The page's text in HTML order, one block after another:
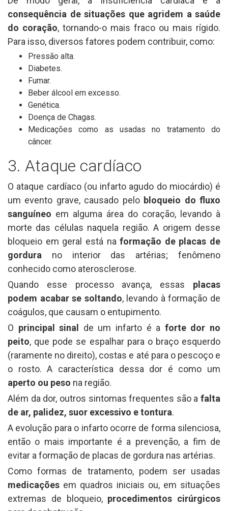
consequência de situações que agridem a saúde
do coração, tornando-o mais fraco ou mais rígido.
Para isso, diversos fatores podem contribuir, como:
Pressão alta.
Diabetes.
Fumar.
Beber álcool em excesso.
Genética.
Doença de Chagas.
Medicações como as usadas no tratamento do
câncer.
3. Ataque cardíaco
O ataque cardíaco (ou infarto agudo do miocárdio) é
um evento grave, causado pelo bloqueio do fluxo
sanguíneo em alguma área do coração, levando à
morte das células naquela região. A origem desse
bloqueio em geral está naformação de placas de
gordura no interior das artérias; fenômeno
conhecido como aterosclerose.
Quando esse processo avança, essas placas
podem acabar se soltando, levando à formação de
coágulos, que causam o entupimento.
O principal sinal de um infarto é a forte dor no
peito, que pode se espalhar para o braço esquerdo
(raramente no direito), costas e até para o pescoço e
o rosto. A característica dessa dor é como um
aperto ou peso na região.
Além da dor, outros sintomas frequentes são a falta
de ar, palidez, suor excessivo e tontura.
A evolução para o infarto ocorre de forma silenciosa,
então o mais importante é a prevenção, a fim de
evitar a formação de placas de gordura nas artérias.
Como formas de tratamento, podem ser usadas
medicações em quadros iniciais ou, em situações
extremas de bloqueio, procedimentos cirúrgicos